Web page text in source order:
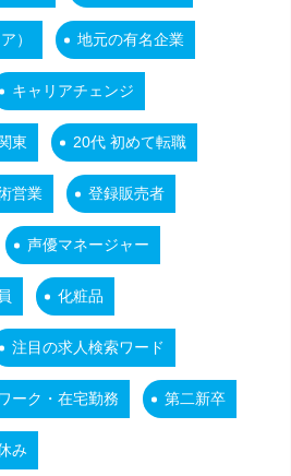
） 地元の有名企業
キャリアチェンジ
東 20代 初めて転職
営業 登録販売者
声優マネージャー
化粧品
注目の求人検索ワード
ーク・在宅勤務 第二新卒
み